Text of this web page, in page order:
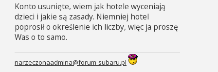
t
Konto usunięte, wiem jak hotele wyceniają
dzieci i jakie są zasady. Niemniej hotel
poprosił o określenie ich liczby, więc ja proszę
Was o to samo.
narzeczonaadmina@forum-subaru.pl